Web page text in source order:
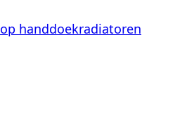
op handdoekradiatoren